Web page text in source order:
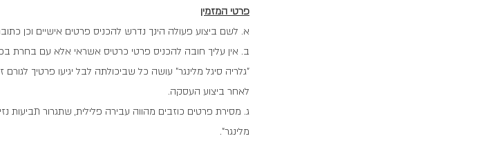
פרטי המזמין
א. לשם ביצוע פעולה הינך נדרש להכניס פרטים אישיים וכן
ב. אין עליך חובה להכניס פרטי כרטיס אשראי אלא עם בחרת
"גלריה סיגל מלינגר" עושה כל שביכולתה לבל יגיעו פרטיך
לאחר ביצוע העסקה.
ג. מסירת פרטים כוזבים מהווה עבירה פלילית, שתגרור תביעות
מלינגר".